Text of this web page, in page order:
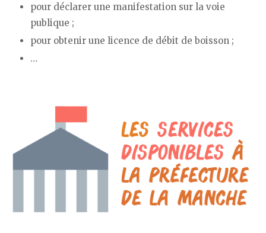
pour déclarer une manifestation sur la voie
publique ;
pour obtenir une licence de débit de boisson ;
…